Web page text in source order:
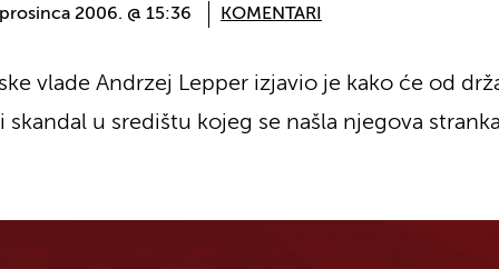
2006. @ 15:36 KOMENTARI
vlade Andrzej Lepper izjavio je kako će od
skandal u središtu kojeg se našla njegova